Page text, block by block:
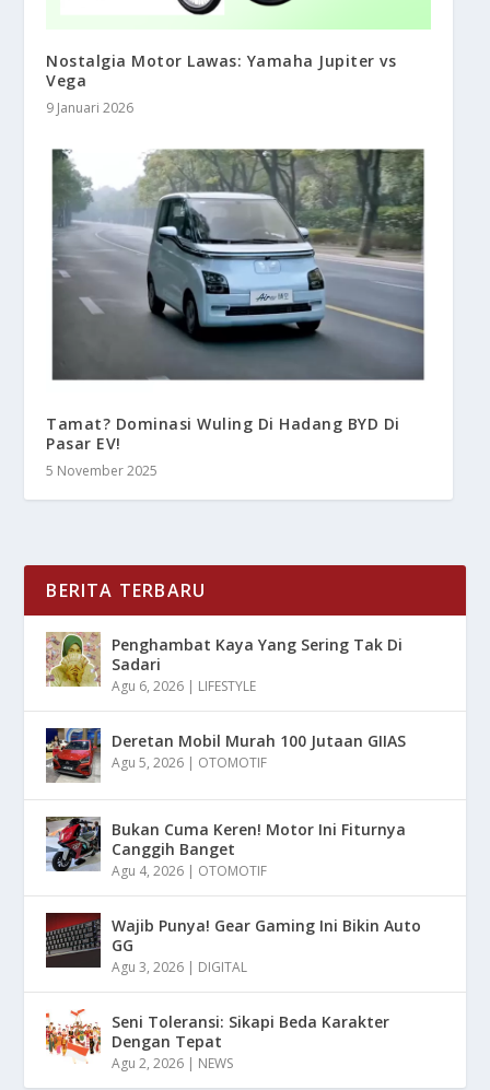
Nostalgia Motor Lawas: Yamaha Jupiter vs
Vega
9 Januari 2026
Tamat? Dominasi Wuling Di Hadang BYD Di
Pasar EV!
5 November 2025
BERITA TERBARU
Penghambat Kaya Yang Sering Tak Di
Sadari
Agu 6, 2026 | LIFESTYLE
Deretan Mobil Murah 100 Jutaan GIIAS
Agu 5, 2026 | OTOMOTIF
Bukan Cuma Keren! Motor Ini Fiturnya
Canggih Banget
Agu 4, 2026 | OTOMOTIF
Wajib Punya! Gear Gaming Ini Bikin Auto
GG
Agu 3, 2026 | DIGITAL
Seni Toleransi: Sikapi Beda Karakter
Dengan Tepat
Agu 2, 2026 | NEWS